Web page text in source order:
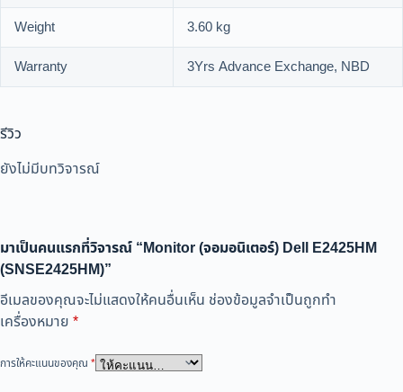
Weight
3.60 kg
Warranty
3Yrs Advance Exchange, NBD
รีวิว
ยังไม่มีบทวิจารณ์
มาเป็นคนแรกที่วิจารณ์ “Monitor (จอมอนิเตอร์) Dell E2425HM
(SNSE2425HM)”
อีเมลของคุณจะไม่แสดงให้คนอื่นเห็น ช่องข้อมูลจำเป็นถูกทำ
เครื่องหมาย *
การให้คะแนนของคุณ *